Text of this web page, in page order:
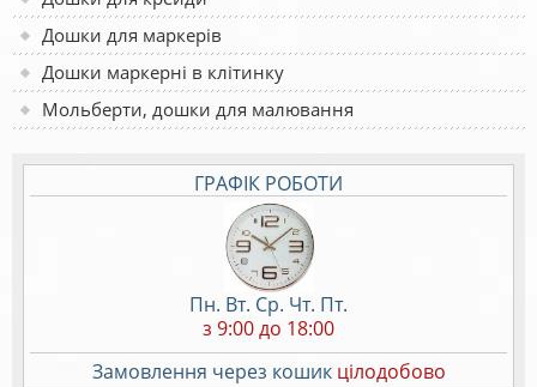
Дошки для маркерів
Дошки маркерні в клітинку
Мольберти, дошки для малювання
ГРАФІК РОБОТИ
Пн. Вт. Ср. Чт. Пт.
з 9:00 до 18:00
Замовлення через кошик цілодобово